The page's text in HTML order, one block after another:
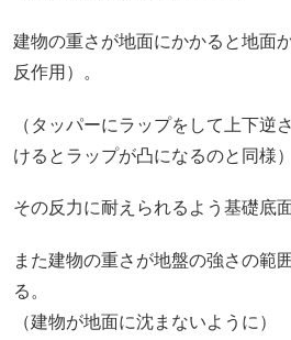
建物の重さが地面にかかると地面
反作用）。
（タッパーにラップをして上下逆
けるとラップが凸になるのと同様）
その反力に耐えられるよう基礎底
また建物の重さが地盤の強さの範
る。
（建物が地面に沈まないように）